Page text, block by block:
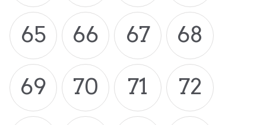
65
66 67
68
69
70 71
72